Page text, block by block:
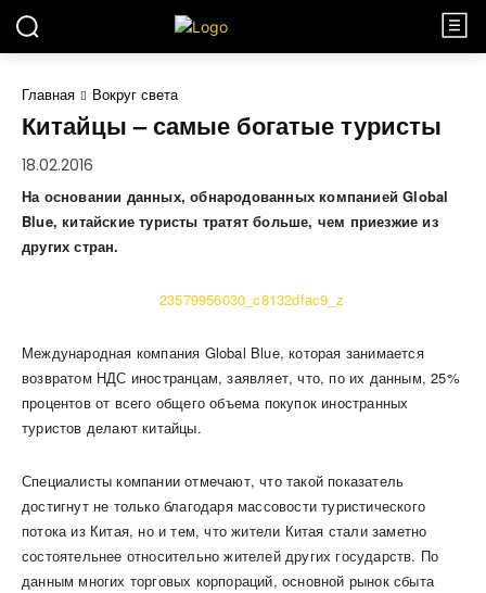
Главная Вокруг света
Китайцы – самые богатые туристы
18.02.2016
На основании данных, обнародованных компаниейGlobal
Blue, китайские туристы тратят больше, чем приезжие из
других стран.
Международная компания Global Blue, которая занимается
возвратом НДС иностранцам, заявляет, что, по их данным, 25%
процентов от всего общего объема покупок иностранных
туристов делают китайцы.
Специалисты компании отмечают, что такой показатель
достигнут не только благодаря массовости туристического
потока из Китая, но и тем, что жители Китая стали заметно
состоятельнее относительно жителей других государств. По
данным многих торговых корпораций, основной рынок сбыта